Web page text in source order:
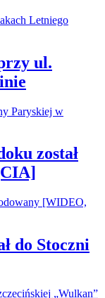
ul.
został
do Stoczni